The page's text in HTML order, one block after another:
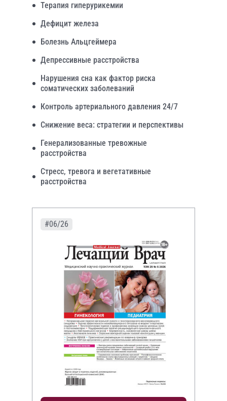
Терапия гиперурикемии
Дефицит железа
Болезнь Альцгеймера
Депрессивные расстройства
Нарушения сна как фактор риска
соматических заболеваний
Контроль артериального давления 24/7
Снижение веса: стратегии и перспективы
Генерализованные тревожные
расстройства
Стресс, тревога и вегетативные
расстройства
#06/26